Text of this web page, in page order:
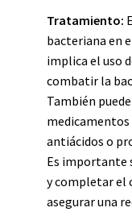
Tratamiento:
bacteriana en
implica el uso
combatir la
También
antiácidos o
Es importante
y completar el
asegurar una